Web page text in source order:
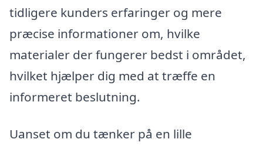
tidligere kunders erfaringer og mere
præcise informationer om, hvilke
materialer der fungerer bedst i området,
hvilket hjælper dig med at træffe en
informeret beslutning.
Uanset om du tænker på en lille